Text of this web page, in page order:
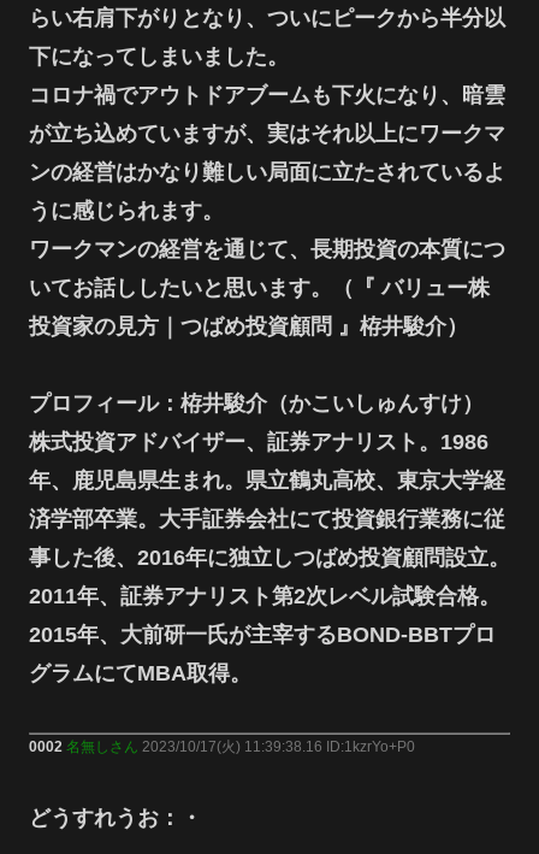
らい右肩下がりとなり、ついにピークから半分以
下になってしまいました。
コロナ禍でアウトドアブームも下火になり、暗雲
が立ち込めていますが、実はそれ以上にワークマ
ンの経営はかなり難しい局面に立たされているよ
うに感じられます。
ワークマンの経営を通じて、長期投資の本質につ
いてお話ししたいと思います。（『 バリュー株
投資家の見方｜つばめ投資顧問 』栫井駿介）
プロフィール：栫井駿介（かこいしゅんすけ）
株式投資アドバイザー、証券アナリスト。1986
年、鹿児島県生まれ。県立鶴丸高校、東京大学経
済学部卒業。大手証券会社にて投資銀行業務に従
事した後、2016年に独立しつばめ投資顧問設立。
2011年、証券アナリスト第2次レベル試験合格。
2015年、大前研一氏が主宰するBOND-BBTプロ
グラムにてMBA取得。
0002 名無しさん 2023/10/17(火) 11:39:38.16 ID:1kzrYo+P0
どうすれうお：・